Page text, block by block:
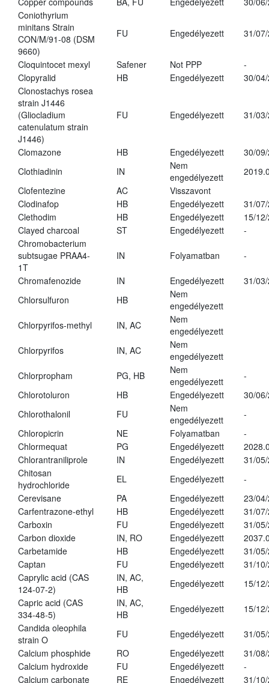
Coniothyrium
minitans Strain
CON/M/91-08 (DSM
9660)
FU Engedélyezett 31/
Cloquintocet mexyl Safener Not PPP
-
Clopyralid
HB Engedélyezett
30/
Clonostachys rosea
strain J1446
(Gliocladium
catenulatum strain
J1446)
FU Engedélyezett 31/
Clomazone HB Engedélyezett
30/
Clothiadinin
IN
Nem
engedélyezett
Clofentezine
AC
Visszavont
Clodinafop
HB Engedélyezett
31/
Clethodim
HB Engedélyezett
15/
Clayed charcoal
ST Engedélyezett
-
Chromobacterium
subtsugae PRAA4-
1T
IN Folyamatban -
Chromafenozide IN Engedélyezett
31/
Chlorsulfuron
HB
Nem
engedélyezett
Chlorpyrifos-methyl
IN, AC
Nem
engedélyezett
Chlorpyrifos
IN, AC
Nem
engedélyezett
Chlorpropham
PG, HB
Nem
engedélyezett
-
Chlorotoluron
HB Engedélyezett
30/
Chlorothalonil
FU
Nem
engedélyezett
-
Chloropicrin
NE Folyamatban
-
Chlormequat
PG Engedélyezett
Chlorantraniliprole
IN Engedélyezett
31/
Chitosan
hydrochloride
EL Engedélyezett
-
Cerevisane
PA Engedélyezett
23/
Carfentrazone-ethyl
HB Engedélyezett
31/
Carboxin
FU Engedélyezett
31/
Carbon dioxide
IN, RO Engedélyezett
Carbetamide
HB Engedélyezett
31/
Captan
FU Engedélyezett
31/
Caprylic acid (CAS
124-07-2)
IN, AC,
HB
Engedélyezett
15/
Capric acid (CAS
334-48-5)
IN, AC,
HB
Engedélyezett
15/
Candida oleophila
strain O
FU Engedélyezett
31/
Calcium phosphide
RO Engedélyezett
31/
Calcium hydroxide
FU Engedélyezett
-
Calcium carbonate
RE Engedélyezett 31/